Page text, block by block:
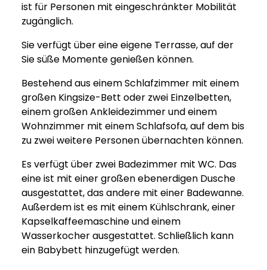
ist für Personen mit eingeschränkter Mobilität
zugänglich.
Sie verfügt über eine eigene Terrasse, auf der
Sie süße Momente genießen können.
Bestehend aus einem Schlafzimmer mit einem
großen Kingsize-Bett oder zwei Einzelbetten,
einem großen Ankleidezimmer und einem
Wohnzimmer mit einem Schlafsofa, auf dem bis
zu zwei weitere Personen übernachten können.
Es verfügt über zwei Badezimmer mit WC. Das
eine ist mit einer großen ebenerdigen Dusche
ausgestattet, das andere mit einer Badewanne.
Außerdem ist es mit einem Kühlschrank, einer
Kapselkaffeemaschine und einem
Wasserkocher ausgestattet. Schließlich kann
ein Babybett hinzugefügt werden.